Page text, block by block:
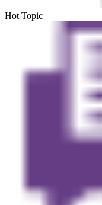
Hot Topic